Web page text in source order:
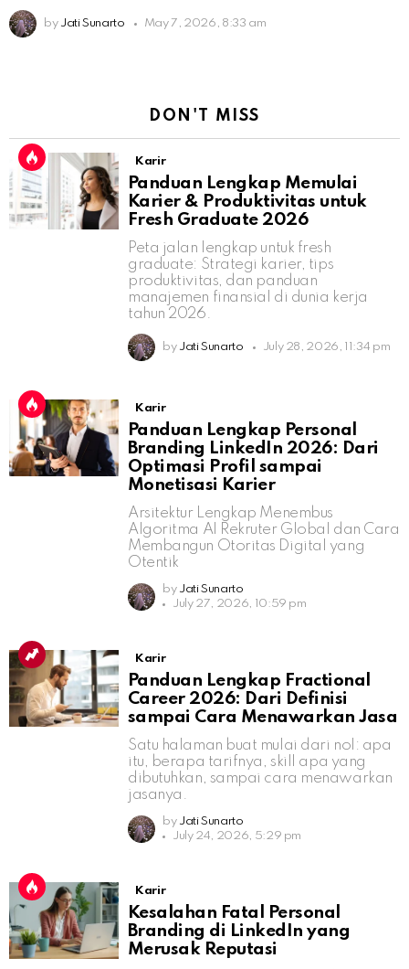
by Jati Sunarto May 7, 2026, 8:33 am
DON'T MISS
Karir
Panduan Lengkap Memulai
Karier & Produktivitas untuk
Fresh Graduate 2026
Peta jalan lengkap untuk fresh
graduate: Strategi karier, tips
produktivitas, dan panduan
manajemen finansial di dunia kerja
tahun 2026.
by Jati Sunarto July 28, 2026, 11:34 pm
Karir
Panduan Lengkap Personal
Branding LinkedIn 2026: Dari
Optimasi Profil sampai
Monetisasi Karier
Arsitektur Lengkap Menembus
Algoritma AI Rekruter Global dan Cara
Membangun Otoritas Digital yang
Otentik
by Jati Sunarto
July 27, 2026, 10:59 pm
Karir
Panduan Lengkap Fractional
Career 2026: Dari Definisi
sampai Cara Menawarkan Jasa
Satu halaman buat mulai dari nol: apa
itu, berapa tarifnya, skill apa yang
dibutuhkan, sampai cara menawarkan
jasanya.
by Jati Sunarto
July 24, 2026, 5:29 pm
Karir
Kesalahan Fatal Personal
Branding di LinkedIn yang
Merusak Reputasi